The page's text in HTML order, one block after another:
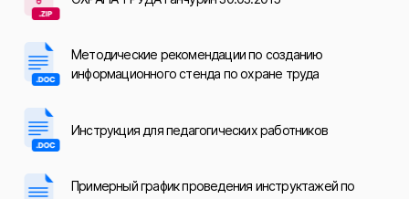
Методические рекомендации по созданию
информационного стенда по охране труда
Инструкция для педагогических работников
Примерный график проведения инструктажей по